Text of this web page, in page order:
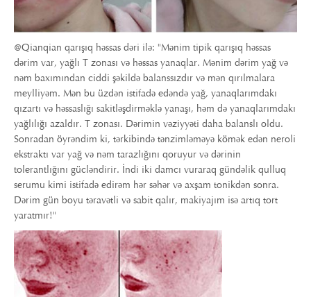
@Qianqian qarışıq həssas dəri ilə: "Mənim tipik qarışıq həssas
dərim var, yağlı T zonası və həssas yanaqlar. Mənim dərim yağ və
nəm baxımından ciddi şəkildə balanssızdır və mən qırılmalara
meylliyəm. Mən bu üzdən istifadə edəndə yağ, yanaqlarımdakı
qızartı və həssaslığı sakitləşdirməklə yanaşı, həm də yanaqlarımdakı
yağlılığı azaldır. T zonası. Dərimin vəziyyəti daha balanslı oldu.
Sonradan öyrəndim ki, tərkibində tənzimləməyə kömək edən neroli
ekstraktı var yağ və nəm tarazlığını qoruyur və dərinin
tolerantlığını gücləndirir. İndi iki damcı vuraraq gündəlik qulluq
serumu kimi istifadə edirəm hər səhər və axşam tonikdən sonra.
Dərim gün boyu təravətli və sabit qalır, makiyajım isə artıq tort
yaratmır!"